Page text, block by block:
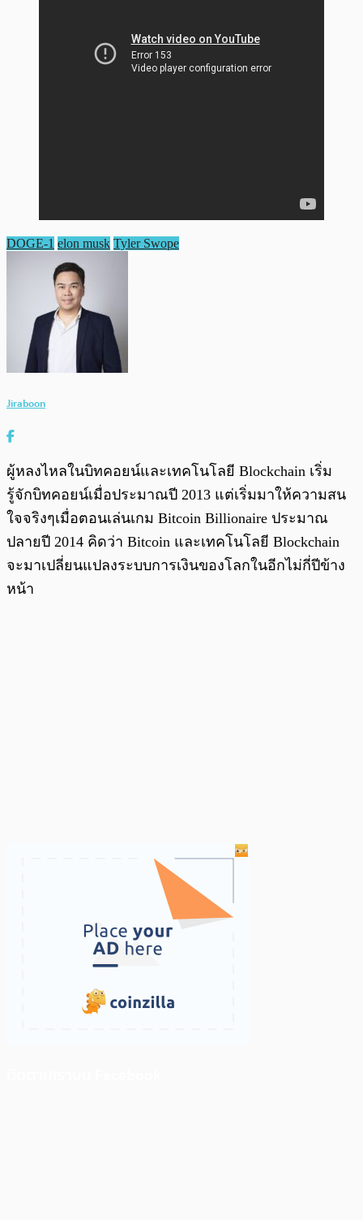
DOGE-1 elon musk Tyler Swope
Jiraboon
ผู้หลงไหลในบิทคอยน์และเทคโนโลยี Blockchain เริ่ม
รู้จักบิทคอยน์เมื่อประมาณปี 2013 แต่เริ่มมาให้ความสน
ใจจริงๆเมื่อตอนเล่นเกม Bitcoin Billionaire ประมาณ
ปลายปี 2014 คิดว่า Bitcoin และเทคโนโลยี Blockchain
จะมาเปลี่ยนแปลงระบบการเงินของโลกในอีกไม่กี่ปีข้าง
หน้า